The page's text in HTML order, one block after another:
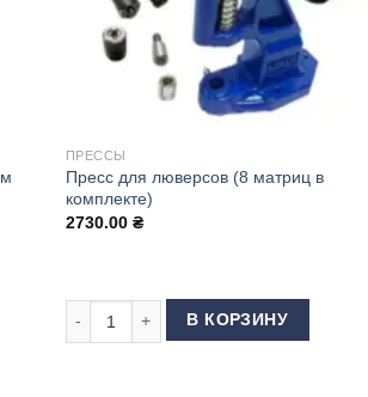
люверсов 13 мм (КИТАЙ)
ПРЕССЫ
Пресс для люверсов (8 матриц в
комплекте)
2730.00 ₴
Количество товара Пресс для
В КОРЗИНУ